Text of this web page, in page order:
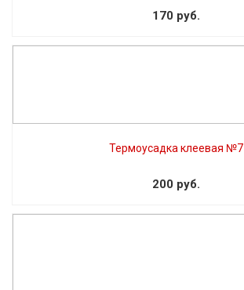
170 руб.
Термоусадка клеевая №7
200 руб.